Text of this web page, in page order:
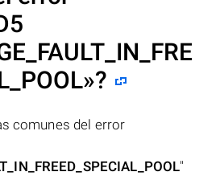
»?
comunes del error
"